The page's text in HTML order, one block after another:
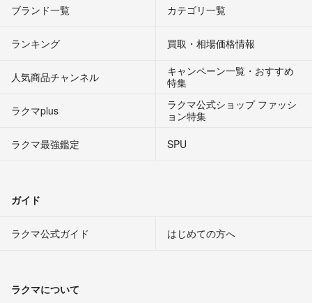
ブランド一覧 カテゴリ一覧
ランキング 買取・相場価格情報
人気商品チャンネル
キャンペーン一覧・おすすめ
特集
ラクマplus
ラクマ公式ショップ ファッシ
ョン特集
ラクマ最強鑑定
SPU
ガイド
ラクマ公式ガイド はじめての方へ
ラクマについて